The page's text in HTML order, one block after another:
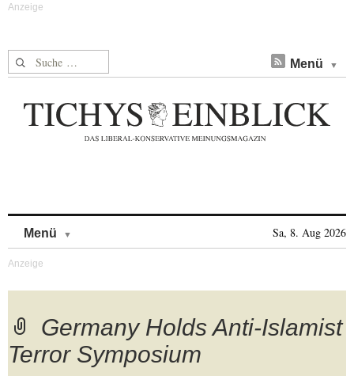
Suche nach: Menü
Menü Sa, 8. Aug 2026
Germany Holds Anti-Islamist
Terror Symposium